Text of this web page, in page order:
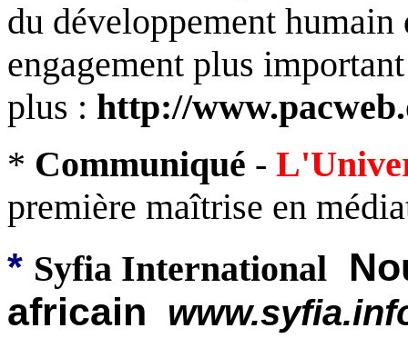
du développement
engagement plus
plus : http://
* Communiqué -
première maîtrise en
* Syfia International
africain